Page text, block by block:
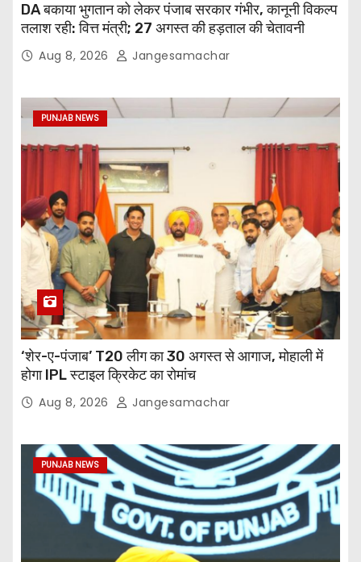
DA बकाया भुगतान को लेकर पंजाब सरकार गंभीर, कानूनी विकल्प
तलाश रही: वित्त मंत्री; 27 अगस्त की हड़ताल की चेतावनी
Aug 8, 2026 Jangesamachar
PUNJAB NEWS
‘शेर-ए-पंजाब’ T20 लीग का 30 अगस्त से आगाज, मोहाली में
होगा IPL स्टाइल क्रिकेट का रोमांच
Aug 8, 2026 Jangesamachar
PUNJAB NEWS